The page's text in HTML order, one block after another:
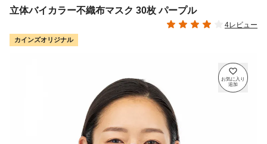
立体バイカラー不織布マスク 30枚 パープル
4レビュー
カインズオリジナル